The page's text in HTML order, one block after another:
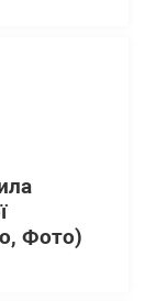
Фото)